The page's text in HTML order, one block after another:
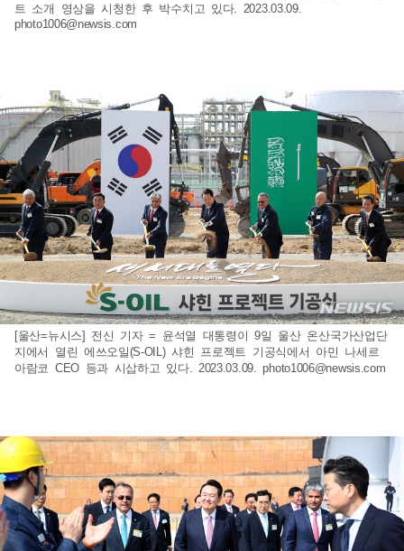
트 소개 영상을 시청한 후 박수치고 있다. 2023.03.09.
photo1006@newsis.com
[울산=뉴시스] 전신 기자 = 윤석열 대통령이 9일 울산 온산국가산업단
지에서 열린 에쓰오일(S-OIL) 샤힌 프로젝트 기공식에서 아민 나세르
아람코 CEO 등과 시삽하고 있다. 2023.03.09.photo1006@newsis.com